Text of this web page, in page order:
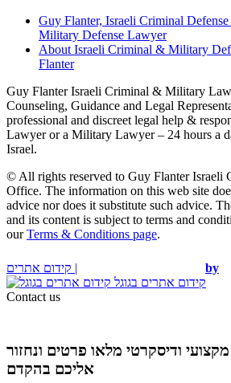
Guy Flanter, Israeli Criminal
Military Defense Lawyer
About Israeli Criminal & Military
Flanter
Guy Flanter Israeli Criminal & Military
Counseling, Guidance and Legal
professional and discreet legal help &
Lawyer or a Military Lawyer – 24 hours a
Israel.
© All rights reserved to Guy Flanter
Office. The information on this web site
advice nor does it substitute such advice.
and its content is subject to terms and
ourTerms & Conditions page.
קידום אתרים |
by
קידום אתרים בגוגל
Contact us
ודיסקרטי מלאו פרטים ונחזור
אליכם בהקדם